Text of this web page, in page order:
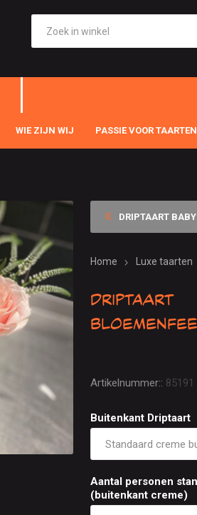
WIE ZIJN WIJ PASSIE VOOR TAARTEN
DRIPTAART BABY
Home Luxe taarten
Driptaart
Artikelnummer:: 85191
Buitenkant Driptaart
Aantal personen
(buitenkant creme)